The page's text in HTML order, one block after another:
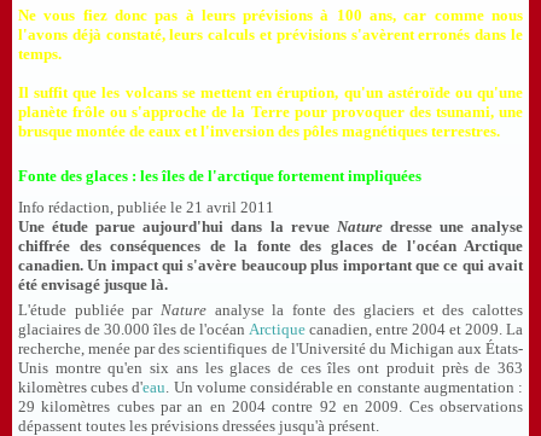
Ne vous fiez donc pas à leurs prévisions à 100 ans, car comme nous
l'avons déjà constaté, leurs calculs et prévisions s'avèrent erronés dans le
temps.
Il suffit que les volcans se mettent en éruption, qu'un astéroïde ou qu'une
planète frôle ou s'approche de la Terre pour provoquer des tsunami, une
brusque montée de eaux et l'inversion des pôles magnétiques terrestres.
Fonte des glaces : les îles de l'arctique fortement impliquées
Info rédaction, publiée le 21 avril 2011
Une étude parue aujourd'hui dans la revue Naturedresse une analyse
chiffrée des conséquences de la fonte des glaces de l'océan Arctique
canadien. Un impact qui s'avère beaucoup plus important que ce qui avait
été envisagé jusque là.
L'étude publiée par Nature analyse la fonte des glaciers et des calottes
glaciaires de 30.000 îles de l'océan Arctiquecanadien, entre 2004 et 2009. La
recherche, menée par des scientifiques de l'Université du Michigan aux États-
Unis montre qu'en six ans les glaces de ces îles ont produit près de 363
kilomètres cubes d'eau. Un volume considérable en constante augmentation :
29 kilomètres cubes par an en 2004 contre 92 en 2009. Ces observations
dépassent toutes les prévisions dressées jusqu'à présent.